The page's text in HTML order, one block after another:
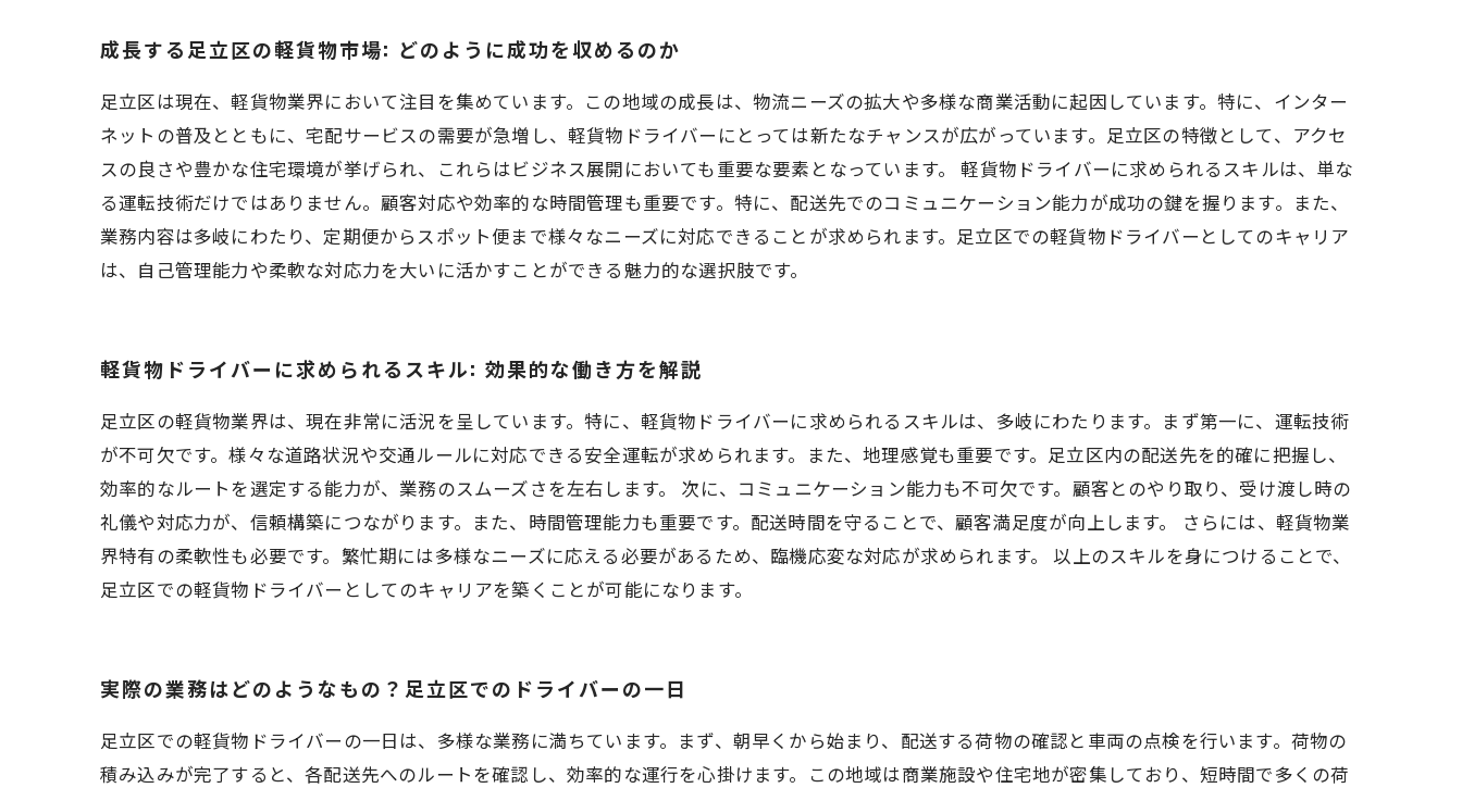
成長する足立区の軽貨物市場: どのように成功を収めるのか
足立区は現在、軽貨物業界において注目を集めています。この地域の成長は、物流ニーズの拡大や多様な商業活動に起因しています。特に、インター
ネットの普及とともに、宅配サービスの需要が急増し、軽貨物ドライバーにとっては新たなチャンスが広がっています。足立区の特徴として、アクセ
スの良さや豊かな住宅環境が挙げられ、これらはビジネス展開においても重要な要素となっています。 軽貨物ドライバーに求められるスキルは、単な
る運転技術だけではありません。顧客対応や効率的な時間管理も重要です。特に、配送先でのコミュニケーション能力が成功の鍵を握ります。また、
業務内容は多岐にわたり、定期便からスポット便まで様々なニーズに対応できることが求められます。足立区での軽貨物ドライバーとしてのキャリア
は、自己管理能力や柔軟な対応力を大いに活かすことができる魅力的な選択肢です。
軽貨物ドライバーに求められるスキル: 効果的な働き方を解説
足立区の軽貨物業界は、現在非常に活況を呈しています。特に、軽貨物ドライバーに求められるスキルは、多岐にわたります。まず第一に、運転技術
が不可欠です。様々な道路状況や交通ルールに対応できる安全運転が求められます。また、地理感覚も重要です。足立区内の配送先を的確に把握し、
効率的なルートを選定する能力が、業務のスムーズさを左右します。 次に、コミュニケーション能力も不可欠です。顧客とのやり取り、受け渡し時の
礼儀や対応力が、信頼構築につながります。また、時間管理能力も重要です。配送時間を守ることで、顧客満足度が向上します。 さらには、軽貨物業
界特有の柔軟性も必要です。繁忙期には多様なニーズに応える必要があるため、臨機応変な対応が求められます。 以上のスキルを身につけることで、
足立区での軽貨物ドライバーとしてのキャリアを築くことが可能になります。
実際の業務はどのようなもの？足立区でのドライバーの一日
足立区での軽貨物ドライバーの一日は、多様な業務に満ちています。まず、朝早くから始まり、配送する荷物の確認と車両の点検を行います。荷物の
積み込みが完了すると、各配送先へのルートを確認し、効率的な運行を心掛けます。この地域は商業施設や住宅地が密集しており、短時間で多くの荷